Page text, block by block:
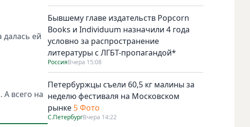
ей
всего на
Бывшему главе издательств Popcorn
Books и Individuum назначили 4 года
условно за распространение
литературы с ЛГБТ-пропагандой*
РоссияВчера 15:08
Петербуржцы съели 60,5 кг малины за
неделю фестиваля на Московском
рынке 5 Фото
С.ПетербургВчера 14:22